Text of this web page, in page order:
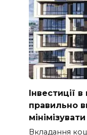
Інвестиції
правильно
Вкладання